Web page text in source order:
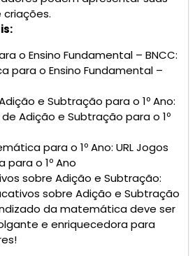
o Ensino Fundamental – BNCC:
para o Ensino Fundamental –
e Subtração para o 1º Ano:
de Adição e Subtração para o 1º
para o 1º Ano: URL Jogos
o 1º Ano
sobre Adição e Subtração:
sobre Adição e Subtração
da matemática deve ser
e enriquecedora para